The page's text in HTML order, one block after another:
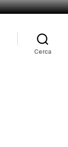
Cerca